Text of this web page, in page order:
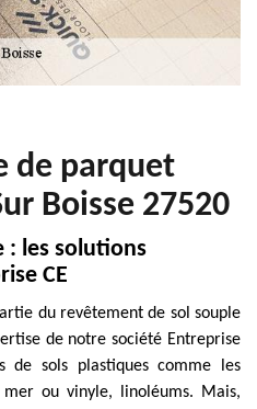
de parquet
Boisse 27520
: les solutions
CE
du revêtement de sol souple
de notre société Entreprise
de sols plastiques comme les
ou vinyle, linoléums. Mais,